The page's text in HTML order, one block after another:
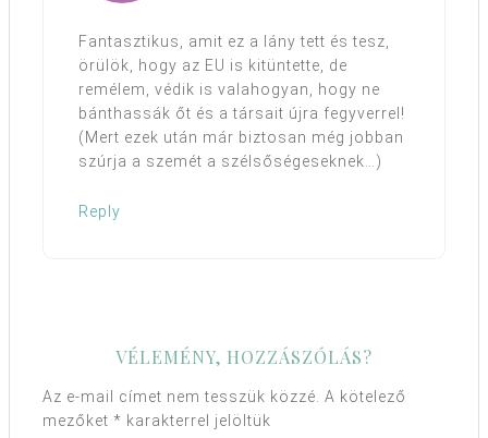
Fantasztikus, amit ez a lány tett és tesz,
örülök, hogy az EU is kitüntette, de
remélem, védik is valahogyan, hogy ne
bánthassák őt és a társait újra fegyverrel!
(Mert ezek után már biztosan még jobban
szúrja a szemét a szélsőségeseknek…)
Reply
VÉLEMÉNY, HOZZÁSZÓLÁS?
Az e-mail címet nem tesszük közzé. A kötelező
mezőket * karakterrel jelöltük